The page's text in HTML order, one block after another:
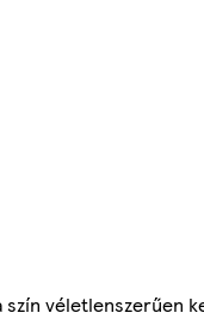
véletlenszerűen